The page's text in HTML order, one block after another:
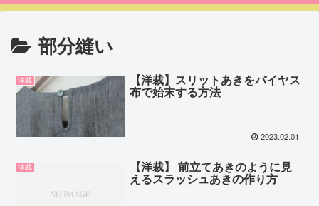
部分縫い
洋裁 【洋裁】スリットあきをバイヤス
布で始末する方法
2023.02.01
洋裁 【洋裁】 前立てあきのように見
えるスラッシュあきの作り方